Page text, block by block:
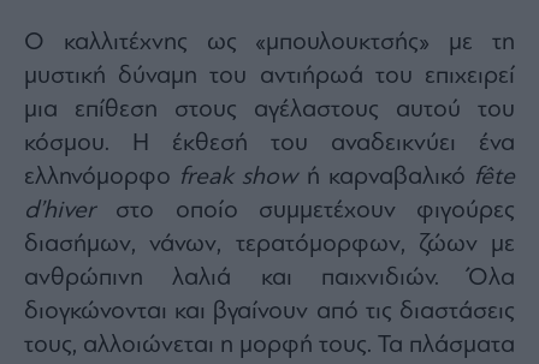
Buy-
Hold-
Sell
The
Value
Investor
Crypto
Χρηματιστηριακές
Ανακοινώσεις
Creative
Content
Ο καλλιτέχνης ως «μπουλουκτσής» με τη
μυστική δύναμη του αντιήρωά του επιχειρεί
μια επίθεση στους αγέλαστους αυτού του
κόσμου. Η έκθεσή του αναδεικνύει ένα
ελληνόμορφο freak showή καρναβαλικό fête
d’hiverστο οποίο συμμετέχουν φιγούρες
διασήμων, νάνων, τερατόμορφων, ζώων με
ανθρώπινη λαλιά και παιχνιδιών. Όλα
διογκώνονται και βγαίνουν από τις διαστάσεις
τους, αλλοιώνεται η μορφή τους. Τα πλάσματα